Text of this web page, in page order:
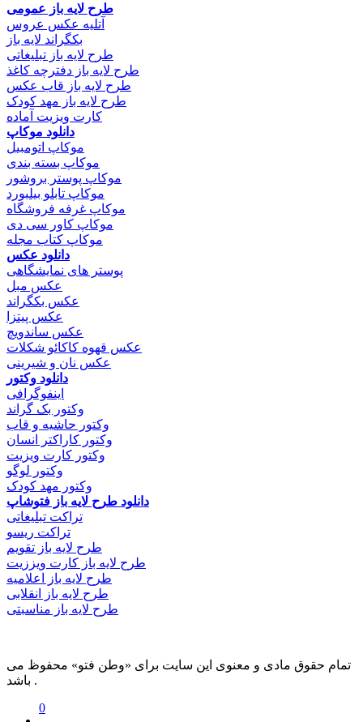
طرح لایه باز عمومی
آتلیه عکس عروس
بکگراند لایه باز
طرح لایه باز تبلیغاتی
طرح لایه باز دفترچه کاغذ
طرح لایه باز قاب عکس
طرح لایه باز مهد کودک
کارت ویزیت آماده
دانلود موکاپ
موکاپ اتومبیل
موکاپ بسته بندی
موکاپ پوستر بروشور
موکاپ تابلو بیلبورد
موکاپ غرفه فروشگاه
موکاپ کاور سی دی
موکاپ کتاب مجله
دانلود عکس
پوستر های نمایشگاهی
عکس مبل
عکس بکگراند
عکس پیتزا
عکس ساندویچ
عکس قهوه کاکائو شکلات
عکس نان و شیرینی
دانلود وکتور
اینفوگرافی
وکتور بک گراند
وکتور حاشیه و قاب
وکتور کاراکتر انسان
وکتور کارت ویزیت
وکتور لوگو
وکتور مهد کودک
دانلود طرح لایه باز فتوشاپ
تراکت تبلیغاتی
تراکت ریسو
طرح لایه باز تقویم
طرح لایه باز کارت ویززیت
طرح لایه باز اعلامیه
طرح لایه باز انقلابی
طرح لایه باز مناسبتی
تمام حقوق مادی و معنوی این سایت برای «وطن فتو» محفوظ می
باشد .
0